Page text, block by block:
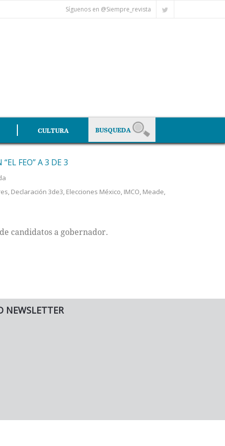
Síguenos en @Siempre_revista
CULTURA
FEO” A 3 DE 3
, Declaración 3de3, Elecciones México, IMCO, Meade,
candidatos a gobernador.
NEWSLETTER